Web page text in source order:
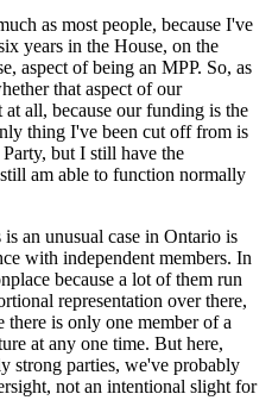
as most people, because I've
years in the House, on the
aspect of being an MPP. So, as
that aspect of our
all, because our funding is the
thing I've been cut off from is
but I still have the
am able to function normally
an unusual case in Ontario is
with independent members. In
because a lot of them run
representation over there,
is only one member of a
at any one time. But here,
strong parties, we've probably
not an intentional slight for